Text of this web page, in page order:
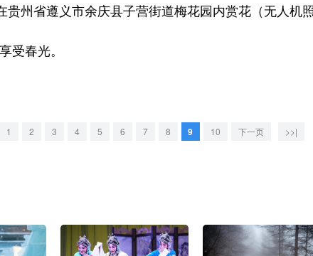
省遵义市余庆县子营街道梅花园内赏花（无人机照
春光。
1 2 3 4 5 6 7 8 9 10 下一页 >>|